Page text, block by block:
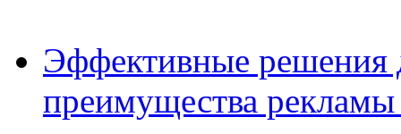
Эффективные решения
преимущества рекламы